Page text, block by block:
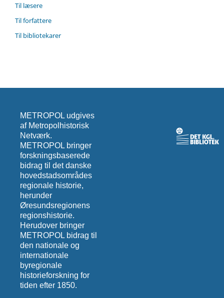
Til læsere
Til forfattere
Til bibliotekarer
METROPOL udgives
af Metropolhistorisk
Netværk.
METROPOL bringer
forskningsbaserede
bidrag til det danske
hovedstadsområdes
regionale historie,
herunder
Øresundsregionens
regionshistorie.
Herudover bringer
METROPOL bidrag til
den nationale og
internationale
byregionale
historieforskning for
tiden efter 1850.